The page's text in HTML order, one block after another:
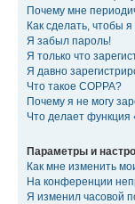
Почему мне
Как сделать, чтобы
Я забыл пароль!
Я только что
Я давно
Что такое COPPA?
Почему я не могу
Что делает
Параметры и
Как мне изменить
На конференции
Я изменил часовой